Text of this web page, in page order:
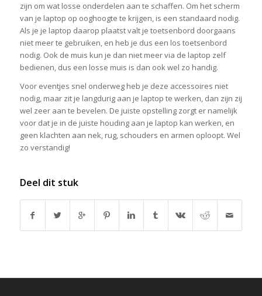
zijn om wat losse onderdelen aan te schaffen. Om het scherm
van je laptop op ooghoogte te krijgen, is een standaard nodig.
Als je je laptop daarop plaatst valt je toetsenbord doorgaans
niet meer te gebruiken, en heb je dus een los toetsenbord
nodig. Ook de muis kun je dan niet meer via de laptop zelf
bedienen, dus een losse muis is dan ook wel zo handig.
Voor eventjes snel onderweg heb je deze accessoires niet
nodig, maar zit je langdurig aan je laptop te werken, dan zijn zij
wel zeer aan te bevelen. De juiste opstelling zorgt er namelijk
voor dat je in de juiste houding aan je laptop kan werken, en
geen klachten aan nek, rug, schouders en armen oploopt. Wel
zo verstandig!
Deel dit stuk